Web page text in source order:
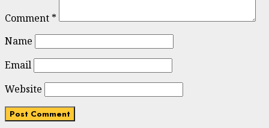
Comment *
Name
Email
Website